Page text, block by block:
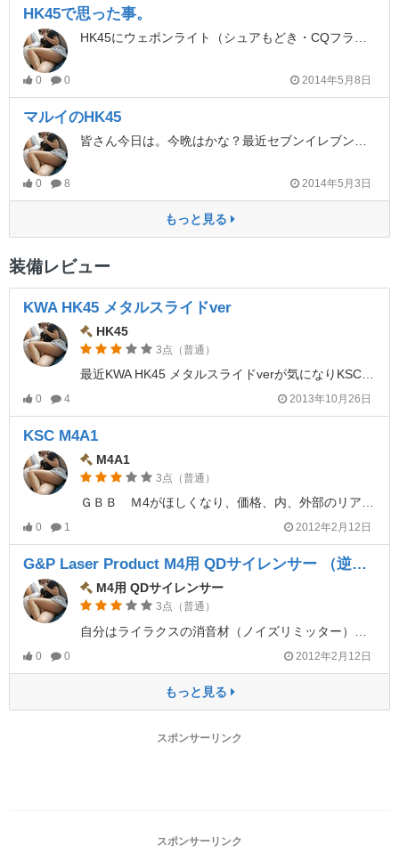
HK45で思った事。
0 0 2014年5月8日
マルイのHK45
0 8 2014年5月3日
もっと見る
装備レビュー
KWA HK45 メタルスライドver
HK45
3点（普通）
0 4 2013年10月26日
KSC M4A1
M4A1
3点（普通）
ＧＢＢ Ｍ4がほしくなり、価格、内、外部のリアルさを考慮してＫＳＣ Ｍ4を購入しました。が、夏の暑い気温でもマガジンの冷えが早く、1マグ打ち切れません。現在は内部カスタムを行い、マガジンが冷えても30連射OKです。（さすがに40連射は厳しいです。）
0 1 2012年2月12日
G&P Laser Product M4用 QDサイレンサー （逆ねじ）
M4用 QDサイレンサー
3点（普通）
0 0 2012年2月12日
もっと見る
スポンサーリンク
スポンサーリンク